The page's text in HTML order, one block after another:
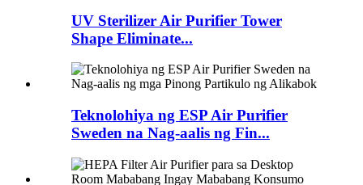
UV Sterilizer Air Purifier Tower
Shape Eliminate...
Teknolohiya ng ESP Air Purifier
Sweden na Nag-aalis ng Fin...